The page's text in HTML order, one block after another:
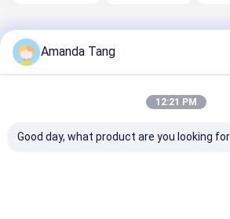
Aperçu
Au sujet de
Contactez-
Plan du site
Privacy
© 2026 HANGZHOU BEISHUN
TECHNOLOGY CO., LTD.. All
Amanda Tang
12:21 PM
Good day, what product are you looking